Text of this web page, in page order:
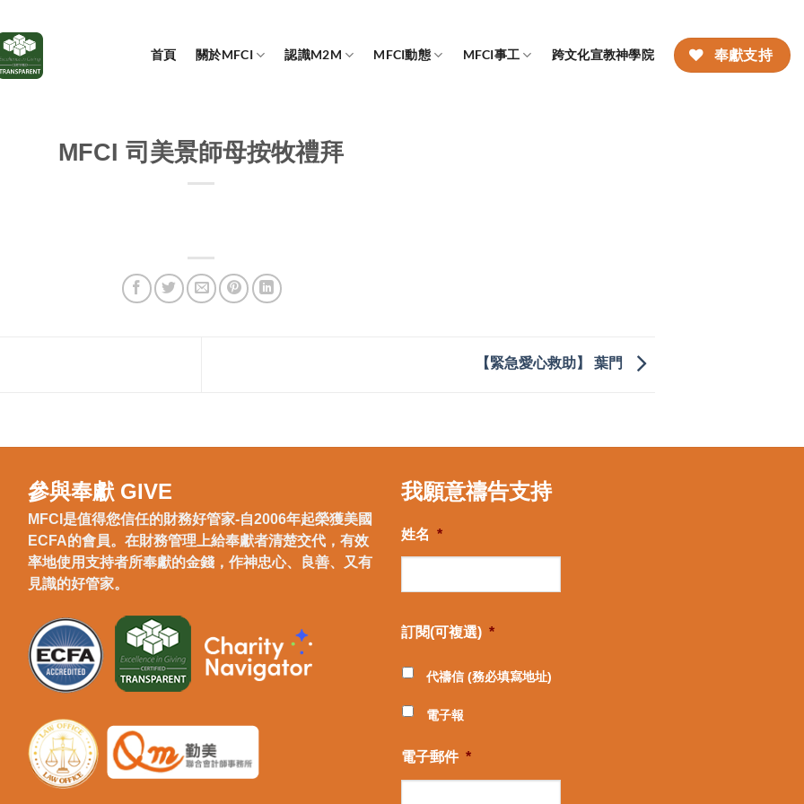
首頁 關於MFCI 認識M2M MFCI動態 MFCI事工 跨文化宣教神學院 奉獻支持
MFCI 司美景師母按牧禮拜
【緊急愛心救助】 葉門
參與奉獻 GIVE
MFCI是值得您信任的財務好管家-自2006年起榮獲美國
ECFA的會員。在財務管理上給奉獻者清楚交代，有效
率地使用支持者所奉獻的金錢，作神忠心、良善、又有
見識的好管家。
我願意禱告支持
姓名 *
訂閱(可複選) *
代禱信 (務必填寫地址)
電子報
電子郵件 *